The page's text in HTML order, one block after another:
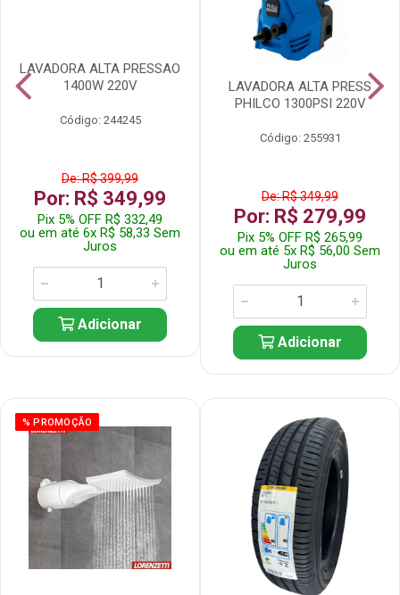
LAVADORA ALTA PRESSAO
1400W 220V
Código: 244245
De: R$ 399,99
Por: R$ 349,99
Pix 5% OFF R$ 332,49
ou em até 6x R$ 58,33 Sem
Juros
Adicionar
LAVADORA ALTA PRESS
PHILCO 1300PSI 220V
Código: 255931
De: R$ 349,99
Por: R$ 279,99
Pix 5% OFF R$ 265,99
ou em até 5x R$ 56,00 Sem
Juros
Adicionar
% PROMOÇÃO